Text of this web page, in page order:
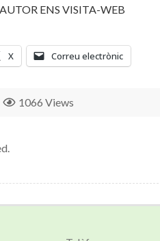
X Correu electrònic
1066 Views